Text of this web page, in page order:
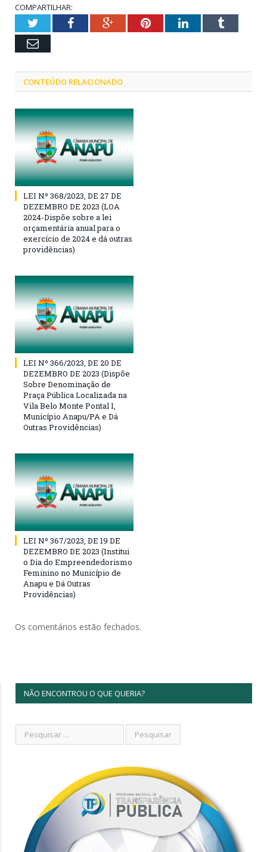
COMPARTILHAR:
TwitterFacebookGoogle+PinterestLinkedInTumblr
Email
CONTEÚDO RELACIONADO
LEI Nº 368/2023, DE 27 DE
DEZEMBRO DE 2023 (LOA
2024-Dispõe sobre a lei
orçamentária anual para o
exercício de 2024 e dá outras
providências)
LEI Nº 366/2023, DE 20 DE
DEZEMBRO DE 2023 (Dispõe
Sobre Denominação de
Praça Pública Localizada na
Vila Belo Monte Pontal I,
Município Anapu/PA e Dá
Outras Providências)
LEI Nº 367/2023, DE 19 DE
DEZEMBRO DE 2023 (Institui
o Dia do Empreendedorismo
Feminino no Município de
Anapu e Dá Outras
Providências)
Os comentários estão fechados.
NÃO ENCONTROU O QUE QUERIA?